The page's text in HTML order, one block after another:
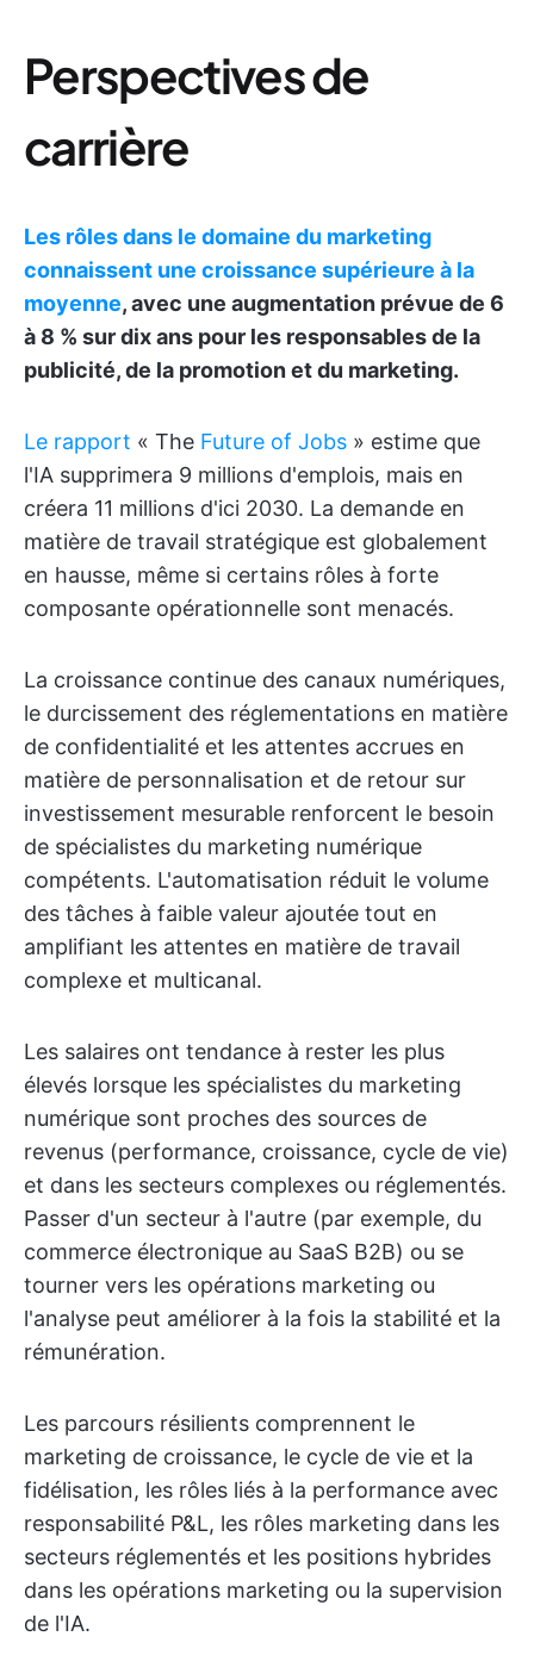
Perspectives de
carrière
Les rôles dans le domaine du marketing
connaissent une croissance supérieure à la
moyenne, avec une augmentation prévue de 6
à 8 % sur dix ans pour les responsables de la
publicité, de la promotion et du marketing.
Le rapport « The Future of Jobs » estime que
l'IA supprimera 9 millions d'emplois, mais en
créera 11 millions d'ici 2030. La demande en
matière de travail stratégique est globalement
en hausse, même si certains rôles à forte
composante opérationnelle sont menacés.
La croissance continue des canaux numériques,
le durcissement des réglementations en matière
de confidentialité et les attentes accrues en
matière de personnalisation et de retour sur
investissement mesurable renforcent le besoin
de spécialistes du marketing numérique
compétents. L'automatisation réduit le volume
des tâches à faible valeur ajoutée tout en
amplifiant les attentes en matière de travail
complexe et multicanal.
Les salaires ont tendance à rester les plus
élevés lorsque les spécialistes du marketing
numérique sont proches des sources de
revenus (performance, croissance, cycle de vie)
et dans les secteurs complexes ou réglementés.
Passer d'un secteur à l'autre (par exemple, du
commerce électronique au SaaS B2B) ou se
tourner vers les opérations marketing ou
l'analyse peut améliorer à la fois la stabilité et la
rémunération.
Les parcours résilients comprennent le
marketing de croissance, le cycle de vie et la
fidélisation, les rôles liés à la performance avec
responsabilité P&L, les rôles marketing dans les
secteurs réglementés et les positions hybrides
dans les opérations marketing ou la supervision
de l'IA.